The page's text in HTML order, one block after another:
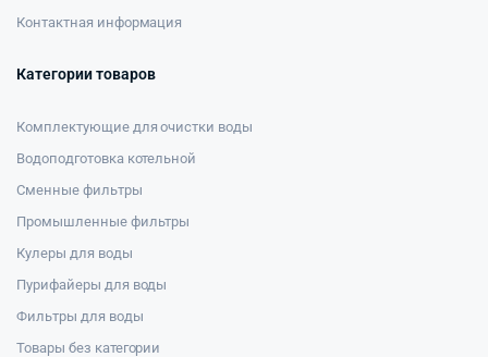
Контактная информация
Категории товаров
Комплектующие для очистки воды
Водоподготовка котельной
Сменные фильтры
Промышленные фильтры
Кулеры для воды
Пурифайеры для воды
Фильтры для воды
Товары без категории